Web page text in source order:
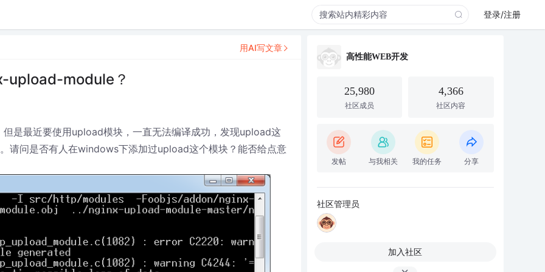
登录/注册
upload-module？
是最近要使用upload模块，一直无法编译成功，发现upload这
请问是否有人在windows下添加过upload这个模块？能否给点意
用AI写文章
高性能WEB开发
25,980
社区成员
4,366
社区内容
发帖 与我相关 我的任务 分享
社区管理员
加入社区